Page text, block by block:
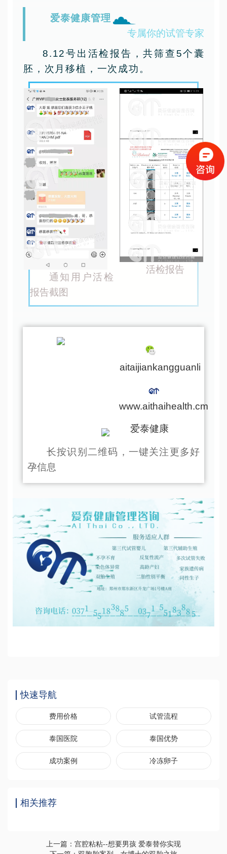
爱泰健康管理
专属你的试管专家
8.12号出活检报告，共筛查5个囊
胚，次月移植，一次成功。
通知用户活检
报告截图
活检报告
aitaijiankangguanli
www.aithaihealth.cm
爱泰健康
长按识别二维码，一键关注更多好
孕信息
快速导航
费用价格 试管流程
泰国医院 泰国优势
成功案例 冷冻卵子
相关推荐
上一篇：宫腔粘粘--想要男孩 爱泰替你实现